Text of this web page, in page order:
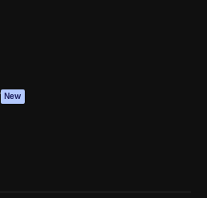
New